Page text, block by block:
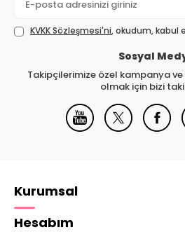
KVKK Sözleşmesi'ni, okudum, kabul
Sosyal
Takipçilerimize özel kampanya
olmak için bizi
Kurumsal
Hesabım